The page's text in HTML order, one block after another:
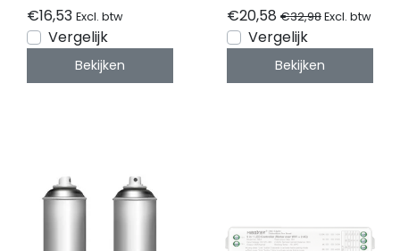
meter
€16,53 Excl. btw
Vergelijk
Bekijken
€20,58 €32,98Excl. btw
Vergelijk
Bekijken